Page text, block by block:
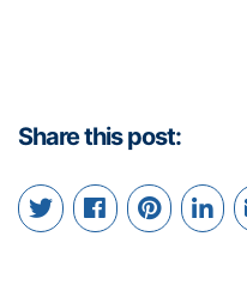
Share this post: